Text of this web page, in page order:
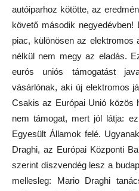
autóiparhoz kötötte, az
követő második negyedévben!
piac, különösen az elektromos
nélkül nem megy az eladás.
eurós uniós támogatást
vásárlónak, aki új elektromos
Csakis az Európai Unió közös
nem támogat, mert jól látja:
Egyesült Államok felé.
Draghi, az Európai Központi
szerint díszvendég lesz a
mellesleg: Mario Draghi